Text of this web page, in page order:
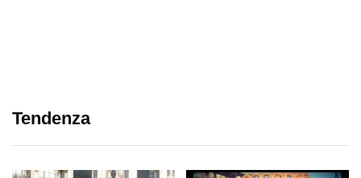
Tendenza